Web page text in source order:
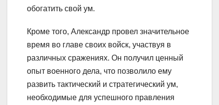
обогатить свой ум.
Кроме того, Александр провел значительное
время во главе своих войск, участвуя в
различных сражениях. Он получил ценный
опыт военного дела, что позволило ему
развить тактический и стратегический ум,
необходимые для успешного правления